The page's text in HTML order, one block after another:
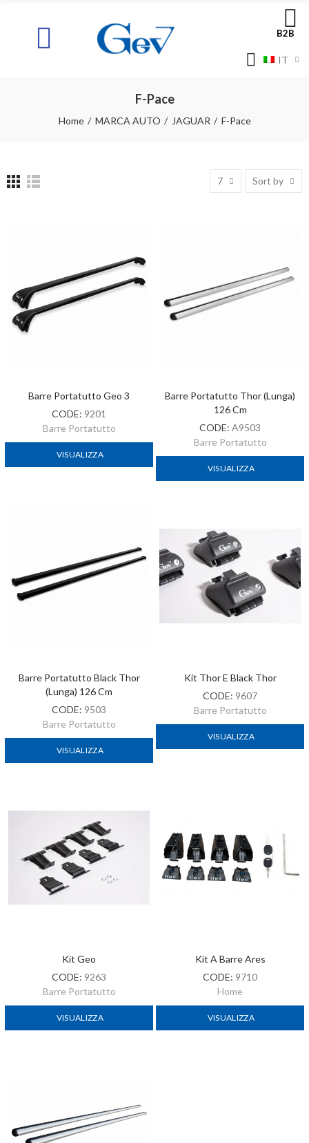
B2B
IT
F-Pace
Home MARCA AUTO JAGUAR F-Pace
7 Sort by
Barre Portatutto Geo 3
CODE: 9201
Barre Portatutto
VISUALIZZA
Barre Portatutto Thor (lunga)
126 Cm
CODE: A9503
Barre Portatutto
VISUALIZZA
Barre Portatutto Black Thor
(lunga) 126 Cm
CODE: 9503
Barre Portatutto
VISUALIZZA
Kit Thor E Black Thor
CODE: 9607
Barre Portatutto
VISUALIZZA
Kit Geo
CODE: 9263
Barre Portatutto
VISUALIZZA
Kit A Barre Ares
CODE: 9710
Home
VISUALIZZA